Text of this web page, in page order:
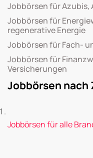
Jobbörsen für Azubis,
Jobbörsen für
regenerative Energie
Jobbörsen für Fach-
Jobbörsen für
Versicherungen
Jobbörsen nach
Jobbörsen für alle